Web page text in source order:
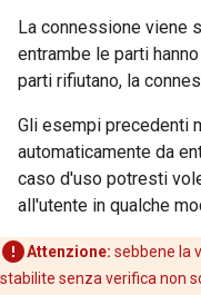
La connessione viene
entrambe le parti
parti rifiutano, la
Gli esempi precedenti
automaticamente da
caso d'uso potresti
all'utente in qualche
Attenzione: sebbene la
stabilite senza verifica non